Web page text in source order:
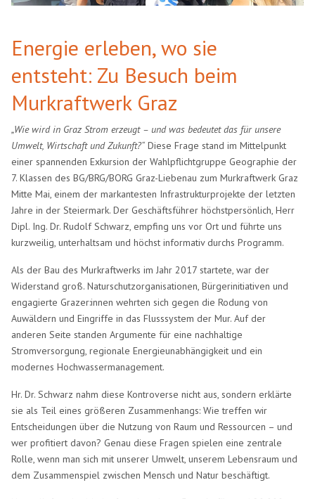
Energie erleben, wo sie
entsteht: Zu Besuch beim
Murkraftwerk Graz
„Wie wird in Graz Strom erzeugt – und was bedeutet das für unsere
Umwelt, Wirtschaft und Zukunft?“ Diese Frage stand im Mittelpunkt
einer spannenden Exkursion der Wahlpflichtgruppe Geographie der
7. Klassen des BG/BRG/BORG Graz-Liebenau zum Murkraftwerk Graz
Mitte Mai, einem der markantesten Infrastrukturprojekte der letzten
Jahre in der Steiermark. Der Geschäftsführer höchstpersönlich, Herr
Dipl. Ing. Dr. Rudolf Schwarz, empfing uns vor Ort und führte uns
kurzweilig, unterhaltsam und höchst informativ durchs Programm.
Als der Bau des Murkraftwerks im Jahr 2017 startete, war der
Widerstand groß. Naturschutzorganisationen, Bürgerinitiativen und
engagierte Grazer:innen wehrten sich gegen die Rodung von
Auwäldern und Eingriffe in das Flusssystem der Mur. Auf der
anderen Seite standen Argumente für eine nachhaltige
Stromversorgung, regionale Energieunabhängigkeit und ein
modernes Hochwassermanagement.
Hr. Dr. Schwarz nahm diese Kontroverse nicht aus, sondern erklärte
sie als Teil eines größeren Zusammenhangs: Wie treffen wir
Entscheidungen über die Nutzung von Raum und Ressourcen – und
wer profitiert davon? Genau diese Fragen spielen eine zentrale
Rolle, wenn man sich mit unserer Umwelt, unserem Lebensraum und
dem Zusammenspiel zwischen Mensch und Natur beschäftigt.